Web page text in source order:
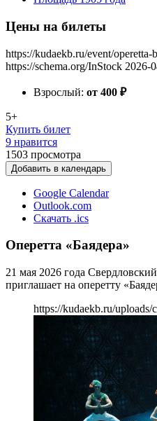
Цены на билеты
https://kudaekb.ru/event/operetta-
https://schema.org/InStock 2026-
Взрослый: от 400 ₽
5+
Купить билет
9 нравится
1503 просмотра
Добавить в календарь
Google Calendar
Outlook.com
Скачать .ics
Оперетта «Баядера»
21 мая 2026 года
приглашает на оперетту
https://kudaekb.ru/